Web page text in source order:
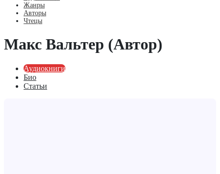
Жанры
Авторы
Чтецы
Макс Вальтер (Автор)
Аудиокниги
Био
Статьи